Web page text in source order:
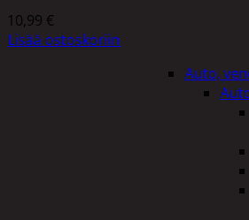
Auto,
10,99 €
Lisää ostoskoriin